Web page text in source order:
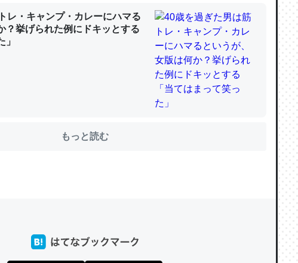
いて４年。でたまに覗いてる。ぼちぼちRingも置こうかと画策
プで位置情報を共有してる。電池残量や充電中かが分かるのでこ
った遠方の父67歳と僕。ITツール導入でコミュニケーションが劇的に変化し
レ・キャンプ・カレーにハマる
？挙げられた例にドキッとする
」
もっと読む